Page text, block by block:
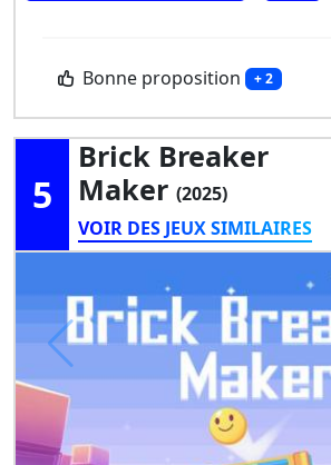
Bonne proposition + 2
5
Brick Breaker
Maker (2025)
VOIR DES JEUX SIMILAIRES